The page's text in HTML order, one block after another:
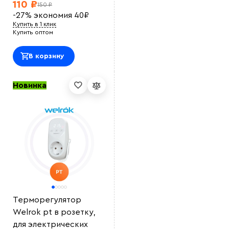
150 ₽
110 ₽
-27% экономия 40₽
Купить в 1 клик
Купить оптом
В корзину
Новинка
Терморегулятор
Welrok pt в розетку,
для электрических